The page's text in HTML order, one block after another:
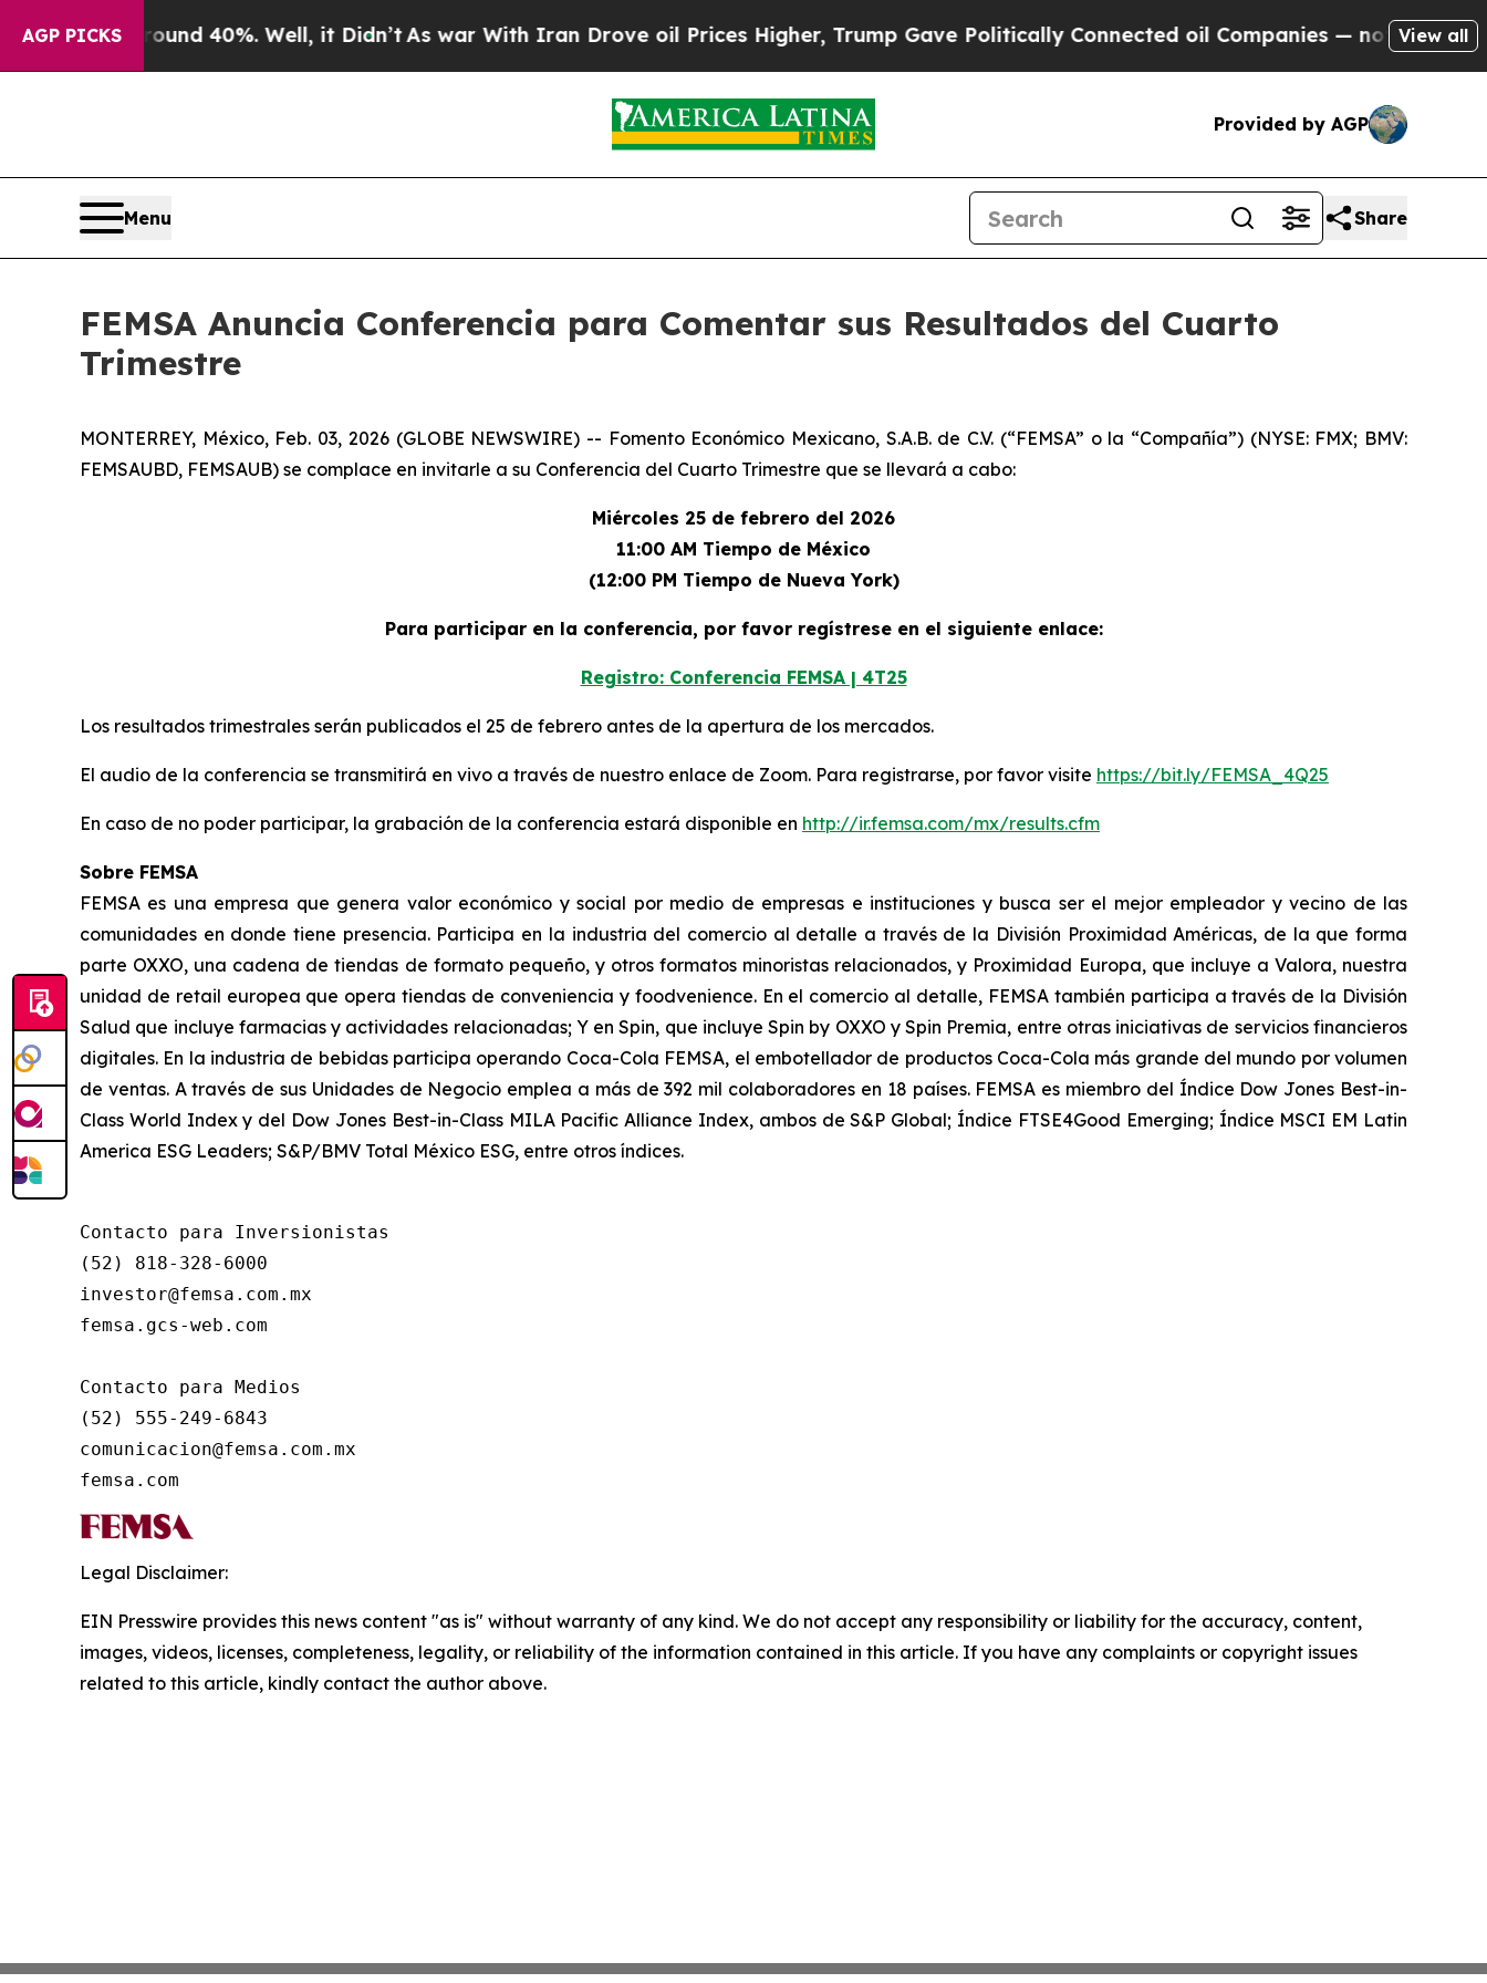
AGP PICKS
Around 40%. Well, it Didn’t As war With Iran Drove oil Prices Higher, Trump Gave Politically Connected oil Companies — not Taxpayers —
View all
Provided by AGP
Menu Share
FEMSA Anuncia Conferencia para Comentar sus Resultados del Cuarto
Trimestre
MONTERREY, México, Feb. 03, 2026 (GLOBE NEWSWIRE) -- Fomento Económico Mexicano, S.A.B. de C.V. (“FEMSA” o la “Compañía”) (NYSE: FMX; BMV:
FEMSAUBD, FEMSAUB) se complace en invitarle a su Conferencia del Cuarto Trimestre que se llevará a cabo:
Miércoles 25 de febrero del 2026
11:00 AM Tiempo de México
(12:00 PM Tiempo de Nueva York)
Para participar en la conferencia, por favor regístrese en el siguiente enlace:
Registro: Conferencia FEMSA | 4T25
Los resultados trimestrales serán publicados el 25 de febrero antes de la apertura de los mercados.
El audio de la conferencia se transmitirá en vivo a través de nuestro enlace de Zoom. Para registrarse, por favor visite https://bit.ly/FEMSA_4Q25
En caso de no poder participar, la grabación de la conferencia estará disponible en http://ir.femsa.com/mx/results.cfm
Sobre FEMSA
FEMSA es una empresa que genera valor económico y social por medio de empresas e instituciones y busca ser el mejor empleador y vecino de las
comunidades en donde tiene presencia. Participa en la industria del comercio al detalle a través de la División Proximidad Américas, de la que forma
parte OXXO, una cadena de tiendas de formato pequeño, y otros formatos minoristas relacionados, y Proximidad Europa, que incluye a Valora, nuestra
unidad de retail europea que opera tiendas de conveniencia y foodvenience. En el comercio al detalle, FEMSA también participa a través de la División
Salud que incluye farmacias y actividades relacionadas; Y en Spin, que incluye Spin by OXXO y Spin Premia, entre otras iniciativas de servicios financieros
digitales. En la industria de bebidas participa operando Coca-Cola FEMSA, el embotellador de productos Coca-Cola más grande del mundo por volumen
de ventas. A través de sus Unidades de Negocio emplea a más de 392 mil colaboradores en 18 países. FEMSA es miembro del Índice Dow Jones Best-in-
Class World Index y del Dow Jones Best-in-Class MILA Pacific Alliance Index, ambos de S&P Global; Índice FTSE4Good Emerging; Índice MSCI EM Latin
America ESG Leaders; S&P/BMV Total México ESG, entre otros índices.
Contacto para Inversionistas
(52) 818-328-6000
investor@femsa.com.mx
femsa.gcs-web.com
Contacto para Medios
(52) 555-249-6843
comunicacion@femsa.com.mx
femsa.com
Legal Disclaimer:
EIN Presswire provides this news content "as is" without warranty of any kind. We do not accept any responsibility or liability for the accuracy, content,
images, videos, licenses, completeness, legality, or reliability of the information contained in this article. If you have any complaints or copyright issues
related to this article, kindly contact the author above.